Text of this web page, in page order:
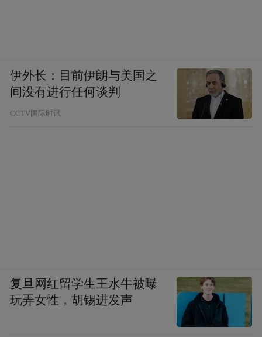
伊外长：目前伊朗与美国之
间没有进行任何谈判
CCTV国际时讯
复旦网红留学生王水牛被曝
玩弄女性，胡锡进发声